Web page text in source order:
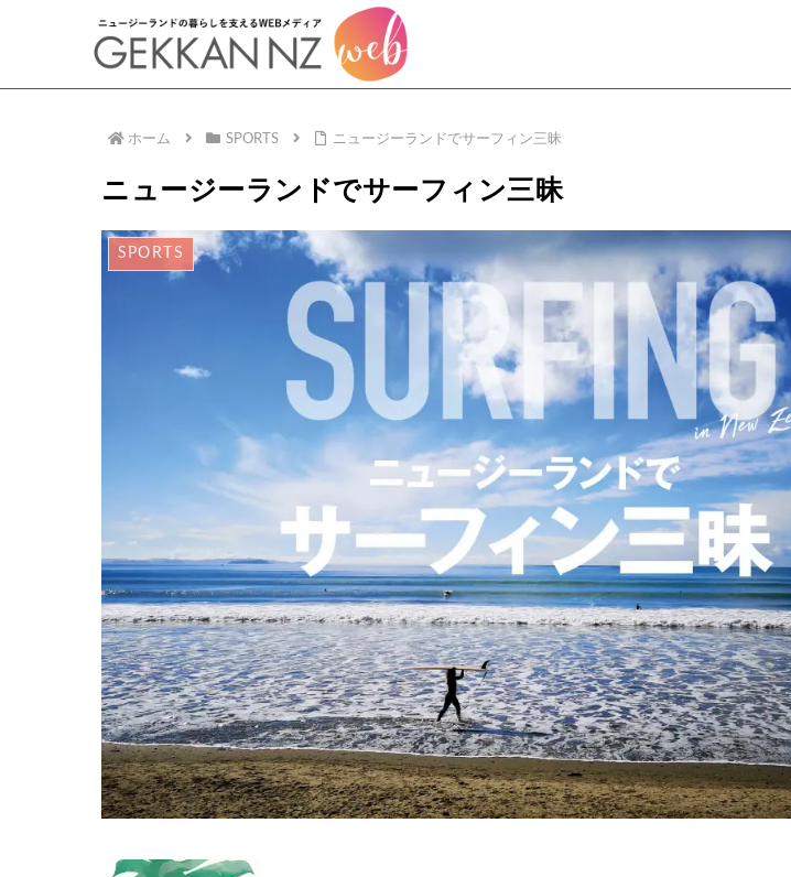
ホーム SPORTS ニュージーランドでサーフィン三昧
ニュージーランドでサーフィン三昧
SPORTS